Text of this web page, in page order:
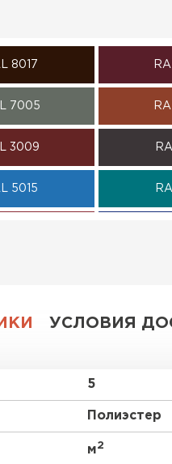
8017
7005
3009
5015
УСЛОВИЯ
5
Полиэстер
м2